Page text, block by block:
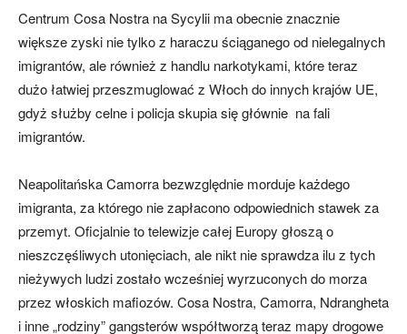
Centrum Cosa Nostra na Sycylii ma obecnie znacznie
większe zyski nie tylko z haraczu ściąganego od nielegalnych
imigrantów, ale również z handlu narkotykami, które teraz
dużo łatwiej przeszmuglować z Włoch do innych krajów UE,
gdyż służby celne i policja skupia się głównie na fali
imigrantów.
Neapolitańska Camorra bezwzględnie morduje każdego
imigranta, za którego nie zapłacono odpowiednich stawek za
przemyt. Oficjalnie to telewizje całej Europy głoszą o
nieszczęśliwych utonięciach, ale nikt nie sprawdza ilu z tych
nieżywych ludzi zostało wcześniej wyrzuconych do morza
przez włoskich mafiozów. Cosa Nostra, Camorra, Ndrangheta
i inne „rodziny” gangsterów współtworzą teraz mapy drogowe